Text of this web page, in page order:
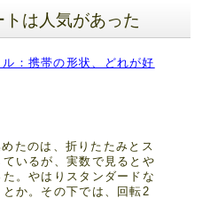
は人気があった
：携帯の形状、どれが好
たのは、折りたたみとス
いるが、実数で見るとや
。やはりスタンダードな
か。その下では、回転2